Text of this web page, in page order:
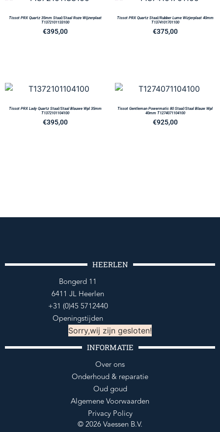
Tissot PRX Quartz 35mm Staal/Staal Roze Wijzerplaat
T1372101133100
€395,00
Tissot PRX Quartz Staal/Rubber Lume Wizjerplaat 40mm
T1374101701100
€375,00
Tissot PRX Lady Quartz Staal/Staal Blauwe Wpl 35mm
T1372101104100
€395,00
Tissot Gentleman Powermatic 80 Staal/Staal Blauw Wpl
40mm T1274071104100
€925,00
HEERLEN
Bongerd 11
6411 JL Heerlen
+31 (0)45 5712440
Openingstijden
Sorry,wij zijn gesloten!
INFORMATIE
Over ons
Onderhoud & reparatie
Oud goud
Algemene Voorwaarden
Privacy Policy
© 2026 Vaessen B.V.